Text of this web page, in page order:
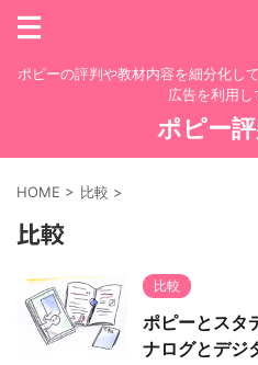
ポピーの評判や教材内容を細分化し
広告を利用し
ポピー
HOME > 比較 >
比較
比較
ポピーとスタ
ナログとデジ